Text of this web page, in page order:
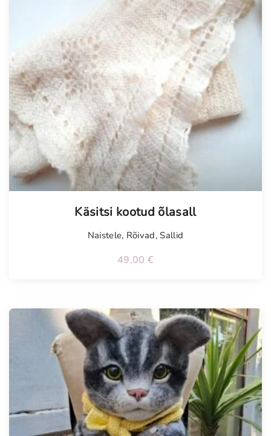
:
3
9
0
€
.
i
s
:
1
5
,
0
0
€
.
Käsitsi kootud õlasall
Naistele, Rõivad,Sallid
49,00 €